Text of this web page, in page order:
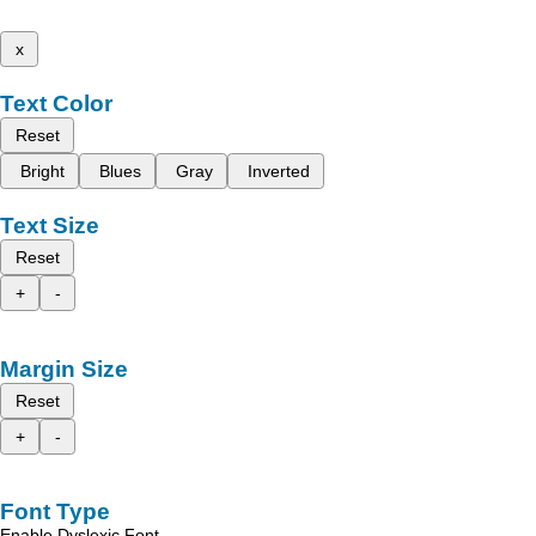
x
Text Color
Reset
Bright
Blues Gray Inverted
Text Size
Reset
+
-
Margin Size
Reset
+
-
Font Type